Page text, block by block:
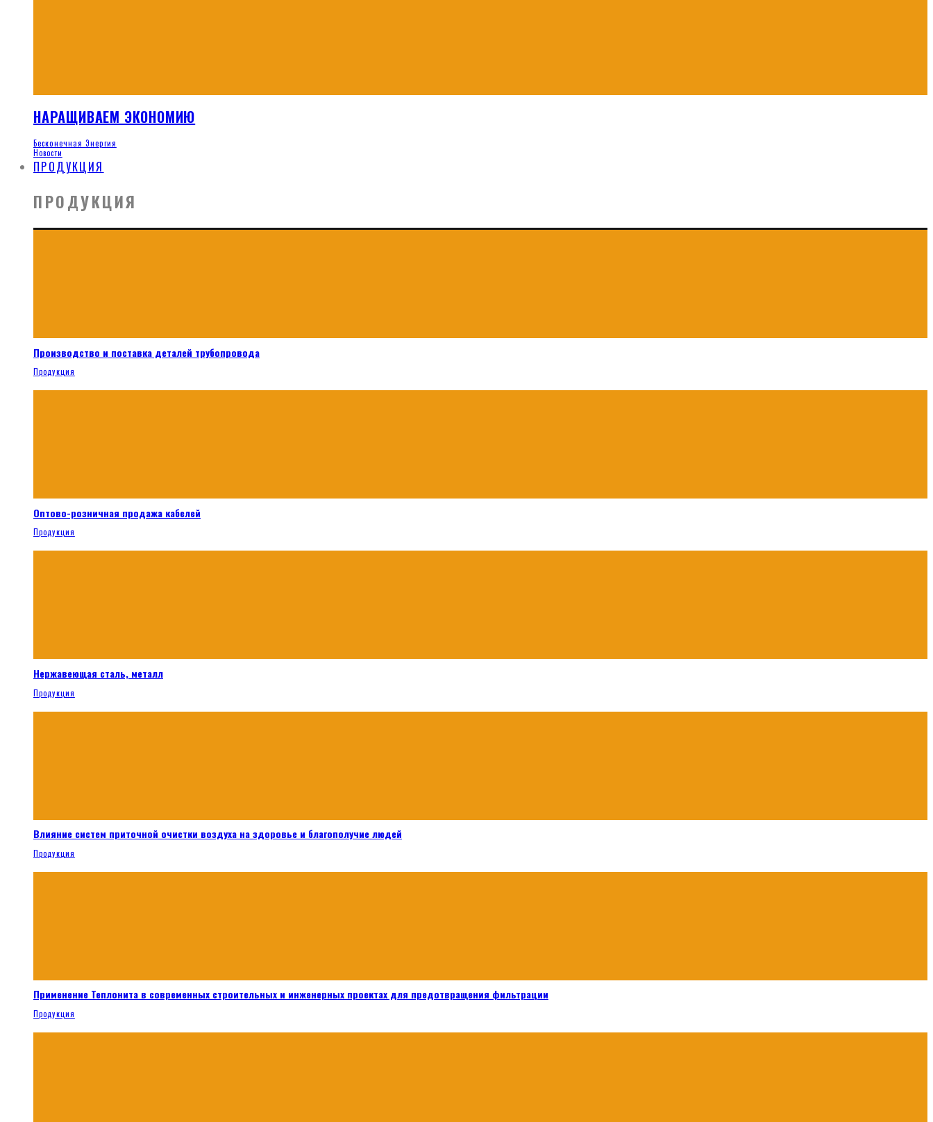
НАРАЩИВАЕМ ЭКОНОМИЮ
Бесконечная Энергия
Новости
ПРОДУКЦИЯ
ПРОДУКЦИЯ
Производство и поставка деталей трубопровода
Продукция
Оптово-розничная продажа кабелей
Продукция
Нержавеющая сталь, металл
Продукция
Влияние систем приточной очистки воздуха на здоровье и благополучие людей
Продукция
Применение Теплонита в современных строительных и инженерных проектах для предотвращения фильтрации
Продукция